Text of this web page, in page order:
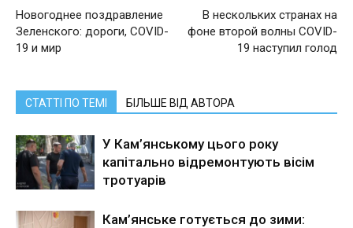
Новогоднее поздравление
Зеленского: дороги, COVID-
19 и мир
В нескольких странах на
фоне второй волны COVID-
19 наступил голод
СТАТТІ ПО ТЕМІ БІЛЬШЕ ВІД АВТОРА
У Кам’янському цього року
капітально відремонтують вісім
тротуарів
Кам’янське готується до зими: